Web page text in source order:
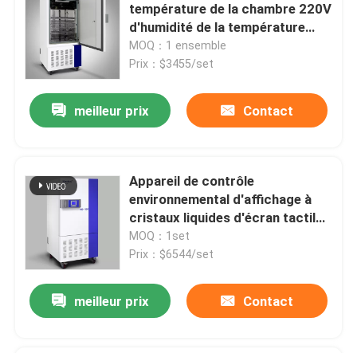
température de la chambre 220V
d'humidité de la température
d'OEM
MOQ：1 ensemble
Prix：$3455/set
meilleur prix Contact
Appareil de contrôle
environnemental d'affichage à
cristaux liquides d'écran tactile
de climat d'essai de chambre
d'humidité programmable de la
MOQ：1set
Prix：$6544/set
meilleur prix Contact